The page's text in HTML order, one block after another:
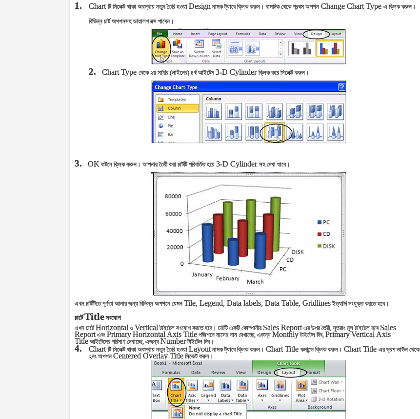
1. Chartটি সিলেক্ট থাকা অবস্থায় নতুন তৈরি হওয়া Design নামক ট্যাবে ক্লিক করুন। বামদিক থেকে প্রথম অপশন Change Chart Type এ ক্লিক করুন।
বিভিন্ন চার্ট অপশনসহ ডায়ালগ বক্স পাবেন।
2. Chart Type থেকে ২য় সারির (লাইনের) ৪র্থ আইটেম 3-D Cylinderক্লিক করে সিলেক্ট করুন।
3. OK বাটনে ক্লিক করুন। আপনার তৈরী করা চার্টটি পরিবর্তিত হয়ে 3-D Cylinderসহ দেখা যাবে।
এখন চার্টটিতে পূর্ণতা আনার জন্য বিভিন্ন অপশনে যেমন Tile, Legend, Data labels, Data Table, Gridlinesইত্যাদি সংযুক্ত করতে হবে।
চার্টেTitleসংযোগ
এখন চার্টেHorizontalও Verticalটাইটেল সংযোগ করতে হবে। চার্টটি একটি কোম্পানীর Sales Reportএর উপর তৈরী, সুতরাং মূল টাইটেল হবে Sales
Reportএবং PrimaryHorizontal Axis Title পজিশনে মাসের নাম দেখাচ্ছে, এজন্য Monthlyটাইটেল দিব, PrimaryVertical Axis
Titleআইটেমের পরিমাণ দেখাচ্ছে, এজন্য Numberটাইটেল দিব।
4. Chartটি সিলেক্ট থাকা অবস্থায় নতুন তৈরি হওয়া Layoutনামক ট্যাবে ক্লিক করুন। Chart Titleকমান্ডে ক্লিক করুন। Chart Title এর ড্রপ ডাউন থেকে
২নং অপশন Centered Overlay Titleসিলেক্ট করুন।